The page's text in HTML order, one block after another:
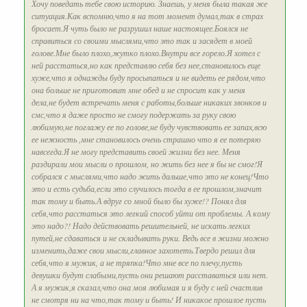
Хочу поведать тебе свою историю. Знаешь, у меня была такая же
ситуация.Как вспомню,что я на тот момент думал,так в страх
бросает.Я чуть было не разрушил наше настоящее.Боялся не
справиться со своими мыслями,что это так и засядет в моей
голове.Мне было плохо,жутко плохо.Внутри все горело.Я хотел с
ней расстаться,но как представлю себя без нее,становилось еще
хуже,что я однажды буду просыпаться и не видеть ее рядом,что
она больше не приготовит мне обед и не спросит как у меня
дела,не будет встречать меня с работы,больше никаких звонков и
смс,что я даже просто не смогу подержать за руку свою
любимую,не поглажу ее по голове,не буду чувствовать ее запах,всю
ее нежность ,мне становилось очень страшно что я ее потеряю
навсегда.Я не могу представить своей жизни без нее. Меня
раздирали мои мысли о прошлом, но жить без нее я бы не смог!Я
собрался с мыслями,что надо жить дальше,что это не конец!Что
это и есть судьба,если это случилось тогда в ее прошлом,значит
так тому и быть.А вдруг со мной было бы хуже!? Понял для
себя,что расстаться это легкий способ уйти от проблемы. А кому
это надо?! Надо действовать решительней, не искать легких
путей,не сдаваться и не складывать руки. Ведь все в жизни можно
изменить,даже свои мысли,главное захотеть.Твердо решил для
себя,что я мужик, а не тряпка!Что мне все по плечу,пусть
девушки будут слабыми,пусть они решают расставаться или нет.
А я мужик,я сказал,что она моя любимая и я буду с ней счастлив
не смотря ни на что,так тому и быть! И никакое прошлое пусть